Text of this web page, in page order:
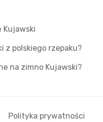
Kujawski
z polskiego rzepaku?
na zimno Kujawski?
Polityka prywatności